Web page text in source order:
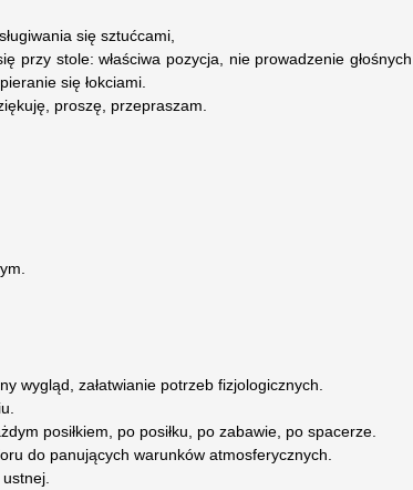
się sztućcami,
przy stole: właściwa pozycja, nie prowadzenie głośnych
się łokciami.
proszę, przepraszam.
wygląd, załatwianie potrzeb fizjologicznych.
posiłkiem, po posiłku, po zabawie, po spacerze.
do panujących warunków atmosferycznych.